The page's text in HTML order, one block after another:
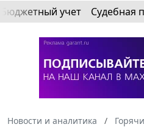
Бюджетный учет Судебная
Новости и аналитика